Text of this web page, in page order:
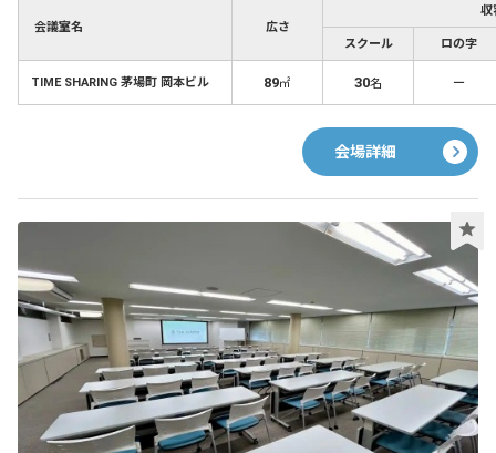
会議室名 広さ
収
スクール ロの字
TIME SHARING 茅場町 岡本ビル 89㎡ 30名 －
会場詳細